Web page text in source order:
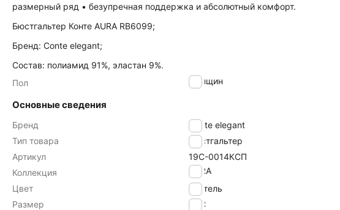
размерный ряд • безупречная поддержка и абсолютный комфорт.
Бюстгальтер Конте AURA RB6099;
Бренд: Conte elegant;
Состав: полиамид 91%, эластан 9%.
Пол
женщин
Основные сведения
Бренд
Conte elegant
Тип товара
Бюстгальтер
Артикул
19С-0014КСП
Коллекция
AURA
Цвет
пастель
Размер
90C